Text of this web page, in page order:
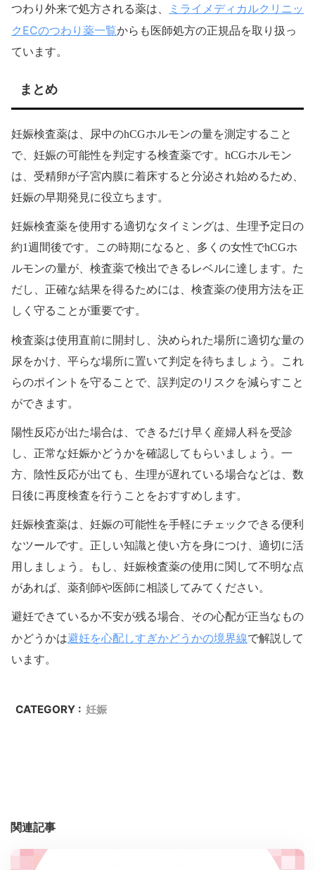
つわり外来で処方される薬は、
ミライメディカルクリニッ
クECのつわり薬一覧からも医師処方の正規品を取り扱っ
ています。
まとめ
妊娠検査薬は、尿中のhCGホルモンの量を測定すること
で、妊娠の可能性を判定する検査薬です。hCGホルモン
は、受精卵が子宮内膜に着床すると分泌され始めるため、
妊娠の早期発見に役立ちます。
妊娠検査薬を使用する適切なタイミングは、生理予定日の
約1週間後です。この時期になると、多くの女性でhCGホ
ルモンの量が、検査薬で検出できるレベルに達します。た
だし、正確な結果を得るためには、検査薬の使用方法を正
しく守ることが重要です。
検査薬は使用直前に開封し、決められた場所に適切な量の
尿をかけ、平らな場所に置いて判定を待ちましょう。これ
らのポイントを守ることで、誤判定のリスクを減らすこと
ができます。
陽性反応が出た場合は、できるだけ早く産婦人科を受診
し、正常な妊娠かどうかを確認してもらいましょう。一
方、陰性反応が出ても、生理が遅れている場合などは、数
日後に再度検査を行うことをおすすめします。
妊娠検査薬は、妊娠の可能性を手軽にチェックできる便利
なツールです。正しい知識と使い方を身につけ、適切に活
用しましょう。もし、妊娠検査薬の使用に関して不明な点
があれば、薬剤師や医師に相談してみてください。
避妊できているか不安が残る場合、その心配が正当なもの
かどうかは避妊を心配しすぎかどうかの境界線で解説して
います。
CATEGORY : 妊娠
関連記事